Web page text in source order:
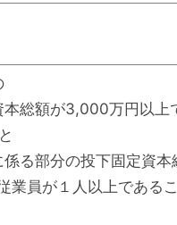
総額が3,000万円以上
る部分の投下固定資本
員が１人以上である